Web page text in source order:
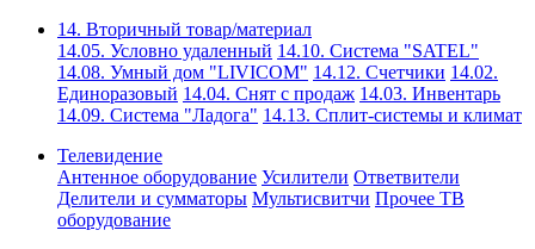
14. Вторичный товар/материал
14.05. Условно удаленный 14.10. Система "SATEL"
14.08. Умный дом "LIVICOM" 14.12. Счетчики 14.02.
Единоразовый 14.04. Снят с продаж 14.03. Инвентарь
14.09. Система "Ладога" 14.13. Сплит-системы и климат
Телевидение
Антенное оборудование Усилители Ответвители
Делители и сумматоры Мультисвитчи Прочее ТВ
оборудование